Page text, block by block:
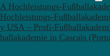
Hochleistungs-
USA – Profi-
in Cascais